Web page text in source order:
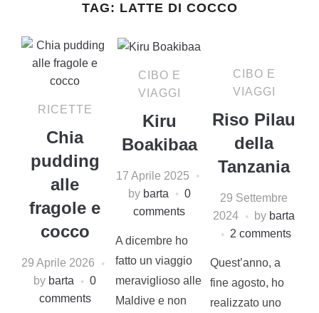
TAG: LATTE DI COCCO
RICETTE
Chia
pudding
alle
fragole e
cocco
29 Aprile 2026
by barta
0
comments
CIBO E
VIAGGI
Kiru
Boakibaa
17 Aprile 2025
by barta
0
comments
A dicembre ho
fatto un viaggio
meraviglioso alle
Maldive e non
CIBO E
VIAGGI
Riso Pilau
della
Tanzania
29 Settembre
2024
by barta
2 comments
Quest’anno, a
fine agosto, ho
realizzato uno